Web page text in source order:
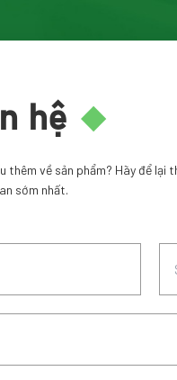
hệ
thêm về sản phẩm? Hãy để
sớm nhất.